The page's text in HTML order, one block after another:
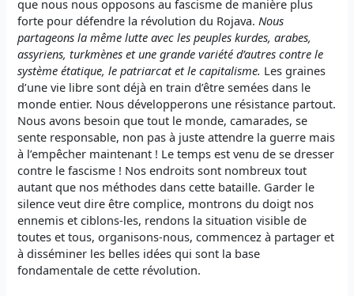
que nous nous opposons au fascisme de manière plus
forte pour défendre la révolution du Rojava. Nous
partageons la même lutte avec les peuples kurdes, arabes,
assyriens, turkmènes et une grande variété d’autres contre le
système étatique, le patriarcat et le capitalisme. Les graines
d’une vie libre sont déjà en train d’être semées dans le
monde entier. Nous développerons une résistance partout.
Nous avons besoin que tout le monde, camarades, se
sente responsable, non pas à juste attendre la guerre mais
à l’empêcher maintenant ! Le temps est venu de se dresser
contre le fascisme ! Nos endroits sont nombreux tout
autant que nos méthodes dans cette bataille. Garder le
silence veut dire être complice, montrons du doigt nos
ennemis et ciblons-les, rendons la situation visible de
toutes et tous, organisons-nous, commencez à partager et
à disséminer les belles idées qui sont la base
fondamentale de cette révolution.